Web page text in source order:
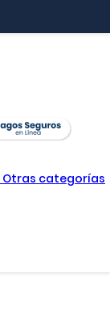
Otras categorías